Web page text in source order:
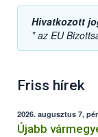
Hivatkozott
* az EU
Friss hírek
2026. augusztus 7,
Újabb